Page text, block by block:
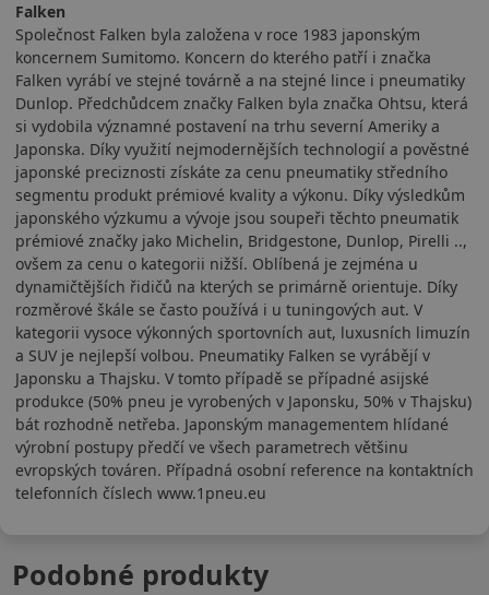
Falken
Společnost Falken byla založena v roce 1983 japonským
koncernem Sumitomo. Koncern do kterého patří i značka
Falken vyrábí ve stejné továrně a na stejné lince i pneumatiky
Dunlop. Předchůdcem značky Falken byla značka Ohtsu, která
si vydobila významné postavení na trhu severní Ameriky a
Japonska. Díky využití nejmodernějších technologií a pověstné
japonské preciznosti získáte za cenu pneumatiky středního
segmentu produkt prémiové kvality a výkonu. Díky výsledkům
japonského výzkumu a vývoje jsou soupeři těchto pneumatik
prémiové značky jako Michelin, Bridgestone, Dunlop, Pirelli ..,
ovšem za cenu o kategorii nižší. Oblíbená je zejména u
dynamičtějších řidičů na kterých se primárně orientuje. Díky
rozměrové škále se často používá i u tuningových aut. V
kategorii vysoce výkonných sportovních aut, luxusních limuzín
a SUV je nejlepší volbou. Pneumatiky Falken se vyrábějí v
Japonsku a Thajsku. V tomto případě se případné asijské
produkce (50% pneu je vyrobených v Japonsku, 50% v Thajsku)
bát rozhodně netřeba. Japonským managementem hlídané
výrobní postupy předčí ve všech parametrech většinu
evropských továren. Případná osobní reference na kontaktních
telefonních číslech www.1pneu.eu
Podobné produkty